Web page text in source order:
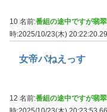
10 名前:番組の途中ですが翡
時:2025/10/23(木) 20:22:20.29
女帝パねえっす
12 名前:番組の途中ですが翡